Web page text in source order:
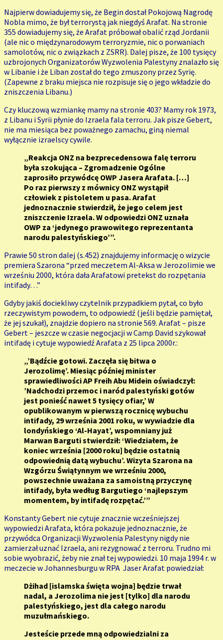
Najpierw dowiadujemy się, że Begin dostał Pokojową Nagrodę
Nobla mimo, że był terrorystą jak niegdyś Arafat. Na stronie
355 dowiadujemy się, że Arafat próbował obalić rząd Jordanii
(ale nic o międzynarodowym terroryzmie, nic o porwaniach
samolotów, nic o związkach z ZSRR). Dalej pisze, że 100 tysięcy
uzbrojonych Organizatorów Wyzwolenia Palestyny znalazło się
w Libanie i że Liban został do tego zmuszony przez Syrię.
(Zapewne z braku miejsca nie rozpisuje się o jego wkładzie do
zniszczenia Libanu.)
Czy kluczową wzmiankę mamy na stronie 403? Mamy rok 1973,
z Libanu i Syrii płynie do Izraela fala terroru. Jak pisze Gebert,
nie ma miesiąca bez poważnego zamachu, giną niemal
wyłącznie izraelscy cywile.
„Reakcja ONZ na bezprecedensowa falę terroru
była szokująca – Zgromadzenie Ogólne
zaprosiło przywódcę OWP Jasera Arafata. […]
Po raz pierwszy z mównicy ONZ wystąpił
człowiek z pistoletem u pasa. Arafat
jednoznacznie stwierdził, że jego celem jest
zniszczenie Izraela. W odpowiedzi ONZ uznała
OWP za ‘jedynego prawowitego reprezentanta
narodu palestyńskiego’”.
Prawie 50 stron dalej (s.452) znajdujemy informację o wizycie
premiera Szarona “przed meczetem Al-Aksa w Jerozolimie we
wrześniu 2000, która dała Arafatowi pretekst do rozpętania
intifady…”
Gdyby jakiś dociekliwy czytelnik przypadkiem pytał, co było
rzeczywistym powodem, to odpowiedź (jeśli będzie pamiętał,
że jej szukał), znajdzie dopiero na stronie 569. Arafat – pisze
Gebert – jeszcze w czasie negocjacji w Camp David szykował
intifadę i cytuje wypowiedź Arafata z 25 lipca 2000r.:
„’Bądźcie gotowi. Zaczęła się bitwa o
Jerozolimę’. Miesiąc później minister
sprawiedliwości AP Freih Abu Midein oświadczył:
’Nadchodzi przemoc i naród palestyński gotów
jest ponieść nawet 5 tysięcy ofiar,’ W
opublikowanym w pierwszą rocznicę wybuchu
intifady, 29 września 2001 roku, w wywiadzie dla
londyńskiego ‘Al-Hayat’, wspomniany już
Marwan Barguti stwierdził: ‘Wiedziałem, że
koniec września [2000 roku] będzie ostatnią
odpowiednią datą wybuchu’. Wizyta Szarona na
Wzgórzu Świątynnym we wrześniu 2000,
powszechnie uważana za samoistną przyczynę
intifady, była według Bargutiego ‘najlepszym
momentem, by intifadę rozpętać.’”
Konstanty Gebert nie cytuje znacznie wcześniejszej
wypowiedzi Arafata, która pokazuje jednoznacznie, że
przywódca Organizacji Wyzwolenia Palestyny nigdy nie
zamierzał uznać Izraela, ani rezygnować z terroru. Trudno mi
sobie wyobrazić, żeby nie znał tej wypowiedzi. 10 maja 1994 r. w
meczecie w Johannesburgu w RPA Jaser Arafat powiedział:
Dżihad [islamska święta wojna] będzie trwał
nadal, a Jerozolima nie jest [tylko] dla narodu
palestyńskiego, jest dla całego narodu
muzułmańskiego.
Jesteście przede mną odpowiedzialni za